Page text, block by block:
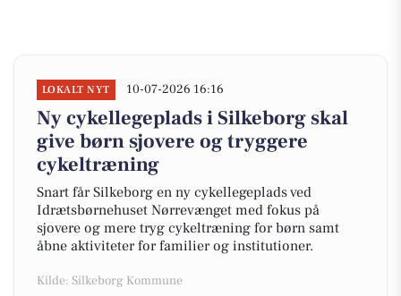
LOKALT NYT 10-07-2026 16:16
Ny cykellegeplads i Silkeborg skal
give børn sjovere og tryggere
cykeltræning
Snart får Silkeborg en ny cykellegeplads ved
Idrætsbørnehuset Nørrevænget med fokus på
sjovere og mere tryg cykeltræning for børn samt
åbne aktiviteter for familier og institutioner.
Kilde: Silkeborg Kommune